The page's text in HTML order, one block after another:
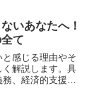
いあなたへ！
て
感じる理由やそ
解説します。具
、経済的支援